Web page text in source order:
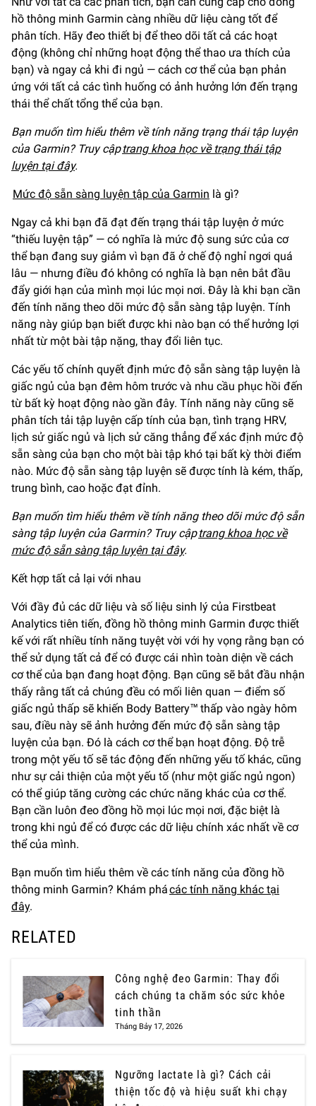
hồ thông minh Garmin càng nhiều dữ liệu càng tốt để
phân tích. Hãy đeo thiết bị để theo dõi tất cả các hoạt
động (không chỉ những hoạt động thể thao ưa thích của
bạn) và ngay cả khi đi ngủ — cách cơ thể của bạn phản
ứng với tất cả các tình huống có ảnh hưởng lớn đến trạng
thái thể chất tổng thể của bạn.
Bạn muốn tìm hiểu thêm về tính năng trạng thái tập luyện
của Garmin? Truy cậptrang khoa học về trạng thái tập
luyện tại đây.
Mức độ sẵn sàng luyện tập của Garmin là gì?
Ngay cả khi bạn đã đạt đến trạng thái tập luyện ở mức
“thiếu luyện tập” — có nghĩa là mức độ sung sức của cơ
thể bạn đang suy giảm vì bạn đã ở chế độ nghỉ ngơi quá
lâu — nhưng điều đó không có nghĩa là bạn nên bắt đầu
đẩy giới hạn của mình mọi lúc mọi nơi. Đây là khi bạn cần
đến tính năng theo dõi mức độ sẵn sàng tập luyện. Tính
năng này giúp bạn biết được khi nào bạn có thể hưởng lợi
nhất từ một bài tập nặng, thay đổi liên tục.
Các yếu tố chính quyết định mức độ sẵn sàng tập luyện là
giấc ngủ của bạn đêm hôm trước và nhu cầu phục hồi đến
từ bất kỳ hoạt động nào gần đây. Tính năng này cũng sẽ
phân tích tải tập luyện cấp tính của bạn, tình trạng HRV,
lịch sử giấc ngủ và lịch sử căng thẳng để xác định mức độ
sẵn sàng của bạn cho một bài tập khó tại bất kỳ thời điểm
nào. Mức độ sẵn sàng tập luyện sẽ được tính là kém, thấp,
trung bình, cao hoặc đạt đỉnh.
Bạn muốn tìm hiểu thêm về tính năng theo dõi mức độ sẵn
sàng tập luyện của Garmin? Truy cậptrang khoa học về
mức độ sẵn sàng tập luyện tại đây.
Kết hợp tất cả lại với nhau
Với đầy đủ các dữ liệu và số liệu sinh lý của Firstbeat
Analytics tiên tiến, đồng hồ thông minh Garmin được thiết
kế với rất nhiều tính năng tuyệt vời với hy vọng rằng bạn có
thể sử dụng tất cả để có được cái nhìn toàn diện về cách
cơ thể của bạn đang hoạt động. Bạn cũng sẽ bắt đầu nhận
thấy rằng tất cả chúng đều có mối liên quan — điểm số
giấc ngủ thấp sẽ khiến Body Battery™ thấp vào ngày hôm
sau, điều này sẽ ảnh hưởng đến mức độ sẵn sàng tập
luyện của bạn. Đó là cách cơ thể bạn hoạt động. Độ trễ
trong một yếu tố sẽ tác động đến những yếu tố khác, cũng
như sự cải thiện của một yếu tố (như một giấc ngủ ngon)
có thể giúp tăng cường các chức năng khác của cơ thể.
Bạn cần luôn đeo đồng hồ mọi lúc mọi nơi, đặc biệt là
trong khi ngủ để có được các dữ liệu chính xác nhất về cơ
thể của mình.
Bạn muốn tìm hiểu thêm về các tính năng của đồng hồ
thông minh Garmin? Khám phácác tính năng khác tại
đây.
RELATED
Công nghệ đeo Garmin: Thay đổi
cách chúng ta chăm sóc sức khỏe
tinh thần
Tháng Bảy 17, 2026
Ngưỡng lactate là gì? Cách cải
thiện tốc độ và hiệu suất khi chạy